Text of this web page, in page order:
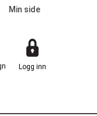
Min side
Logg inn